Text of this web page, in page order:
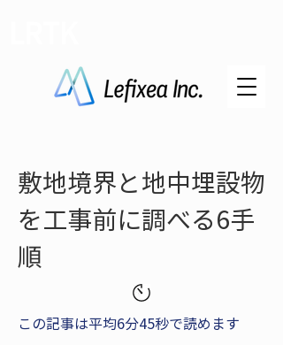
敷地境界と地中埋設物
を工事前に調べる6手
順
この記事は平均6分45秒で読めます